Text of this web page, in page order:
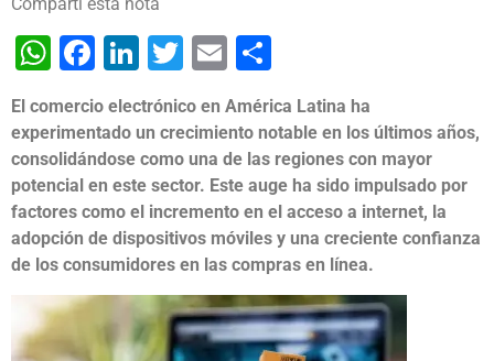
Compartí esta nota
WhatsApp
Facebook
LinkedIn
TwitterEmail
El comercio electrónico en América Latina ha
experimentado un crecimiento notable en los últimos años,
consolidándose como una de las regiones con mayor
potencial en este sector. Este auge ha sido impulsado por
factores como el incremento en el acceso a internet, la
adopción de dispositivos móviles y una creciente confianza
de los consumidores en las compras en línea.